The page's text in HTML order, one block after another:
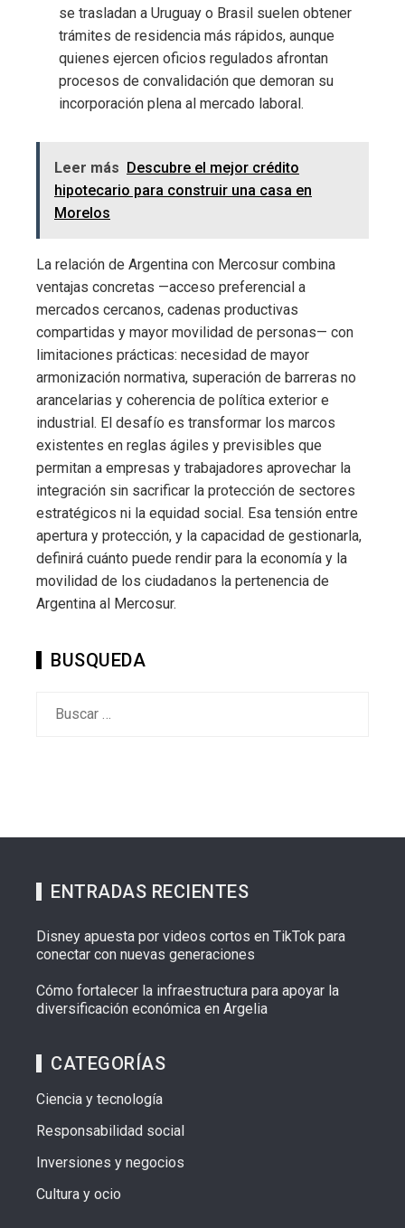
se trasladan a Uruguay o Brasil suelen obtener
trámites de residencia más rápidos, aunque
quienes ejercen oficios regulados afrontan
procesos de convalidación que demoran su
incorporación plena al mercado laboral.
Leer más Descubre el mejor crédito
hipotecario para construir una casa en
Morelos
La relación de Argentina con Mercosur combina
ventajas concretas —acceso preferencial a
mercados cercanos, cadenas productivas
compartidas y mayor movilidad de personas— con
limitaciones prácticas: necesidad de mayor
armonización normativa, superación de barreras no
arancelarias y coherencia de política exterior e
industrial. El desafío es transformar los marcos
existentes en reglas ágiles y previsibles que
permitan a empresas y trabajadores aprovechar la
integración sin sacrificar la protección de sectores
estratégicos ni la equidad social. Esa tensión entre
apertura y protección, y la capacidad de gestionarla,
definirá cuánto puede rendir para la economía y la
movilidad de los ciudadanos la pertenencia de
Argentina al Mercosur.
BUSQUEDA
ENTRADAS RECIENTES
Disney apuesta por videos cortos en TikTok para
conectar con nuevas generaciones
Cómo fortalecer la infraestructura para apoyar la
diversificación económica en Argelia
CATEGORÍAS
Ciencia y tecnología
Responsabilidad social
Inversiones y negocios
Cultura y ocio